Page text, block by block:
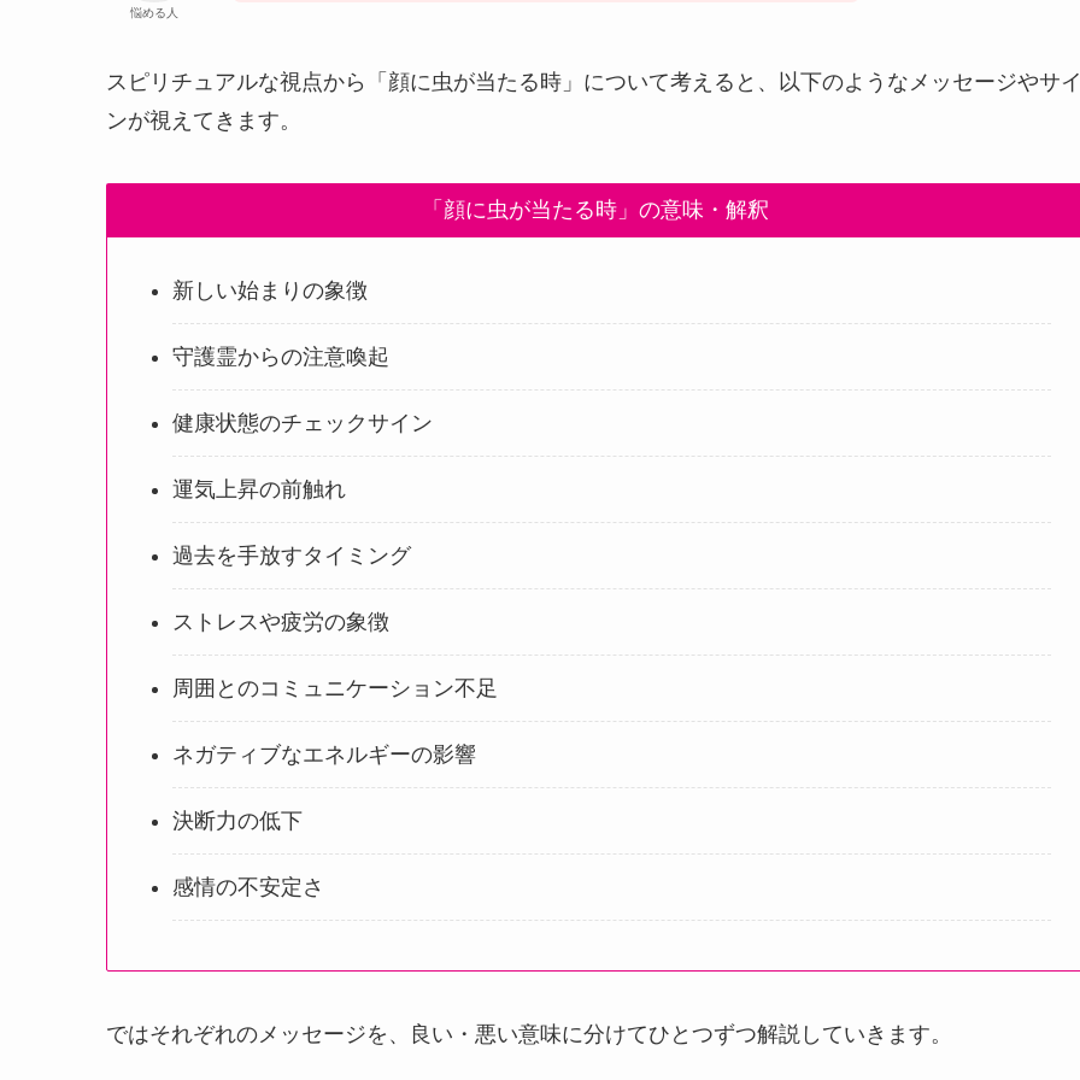
悩める人
スピリチュアルな視点から「顔に虫が当たる時」について考えると、以下のようなメッセージやサ
ンが視えてきます。
「顔に虫が当たる時」の意味・解釈
新しい始まりの象徴
守護霊からの注意喚起
健康状態のチェックサイン
運気上昇の前触れ
過去を手放すタイミング
ストレスや疲労の象徴
周囲とのコミュニケーション不足
ネガティブなエネルギーの影響
決断力の低下
感情の不安定さ
ではそれぞれのメッセージを、良い・悪い意味に分けてひとつずつ解説していきます。